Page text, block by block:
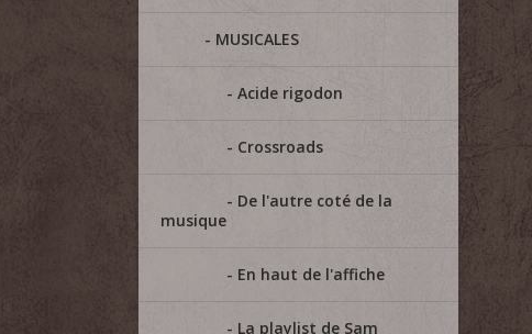
MUSICALES
Acide rigodon
Crossroads
De l'autre coté de la
musique
En haut de l'affiche
La playlist de Sam